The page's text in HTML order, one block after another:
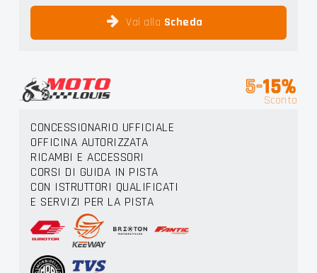
Vai alla Scheda
5-15%
Sconto
CONCESSIONARIO UFFICIALE
OFFICINA AUTORIZZATA
RICAMBI E ACCESSORI
CORSI DI GUIDA IN PISTA
CON ISTRUTTORI QUALIFICATI
E SERVIZI PER LA PISTA